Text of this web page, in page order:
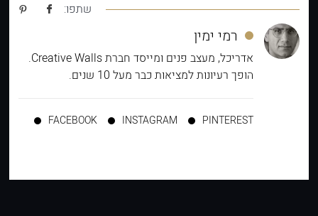
שתפו:
רמי ימין
אדריכל, מעצב פנים ומייסד חברת Creative Walls.
הופך רעיונות למציאות כבר מעל 10 שנים.
PINTEREST
INSTAGRAM
FACEBOOK